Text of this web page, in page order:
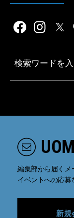
編集部から届くメ
イベントへの応募
新規